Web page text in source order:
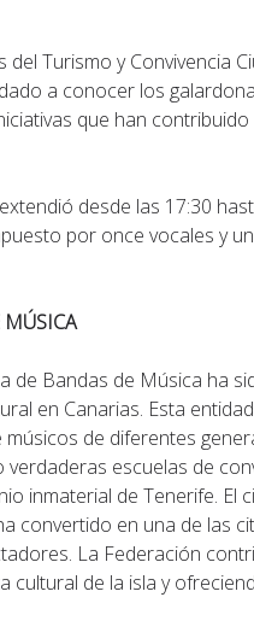
Turismo y Convivencia
a conocer los
que han
desde las 17:30
por once vocales y
de Bandas de Música ha
en Canarias. Esta
de diferentes
escuelas de
inmaterial de Tenerife. El
convertido en una de las
La Federación
cultural de la isla y